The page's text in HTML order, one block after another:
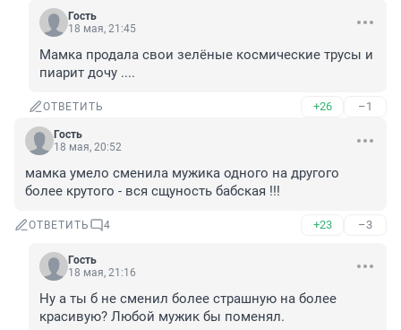
Гость
18 мая, 21:45
Мамка продала свои зелёные космические трусы и
пиарит дочу ....
ОТВЕТИТЬ +26 –1
Гость
18 мая, 20:52
мамка умело сменила мужика одного на другого
более крутого - вся сщуность бабская !!!
ОТВЕТИТЬ 4 +23 –3
Гость
18 мая, 21:16
Ну а ты б не сменил более страшную на более
красивую? Любой мужик бы поменял.